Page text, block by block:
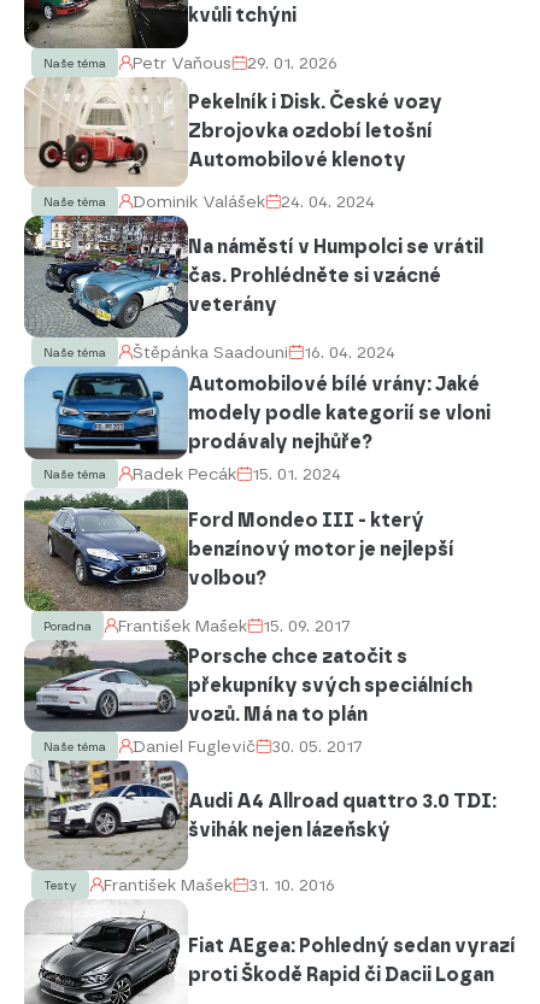
kvůli tchýni
Naše téma Petr Vaňous 29. 01. 2026
Pekelník i Disk. České vozy
Zbrojovka ozdobí letošní
Automobilové klenoty
Naše téma Dominik Valášek 24. 04. 2024
Na náměstí v Humpolci se vrátil
čas. Prohlédněte si vzácné
veterány
Naše téma Štěpánka Saadouni 16. 04. 2024
Automobilové bílé vrány: Jaké
modely podle kategorií se vloni
prodávaly nejhůře?
Naše téma Radek Pecák 15. 01. 2024
Ford Mondeo III - který
benzínový motor je nejlepší
volbou?
Poradna František Mašek 15. 09. 2017
Porsche chce zatočit s
překupníky svých speciálních
vozů. Má na to plán
Naše téma Daniel Fuglevič 30. 05. 2017
Audi A4 Allroad quattro 3.0 TDI:
švihák nejen lázeňský
Testy František Mašek 31. 10. 2016
Fiat AEgea: Pohledný sedan vyrazí
proti Škodě Rapid či Dacii Logan